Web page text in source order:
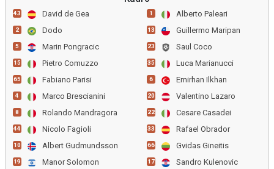
43 David de Gea
2 Dodo
5 Marin Pongracic
15 Pietro Comuzzo
65 Fabiano Parisi
4 Marco Brescianini
8 Rolando Mandragora
44 Nicolo Fagioli
10 Albert Gudmundsson
19 Manor Solomon
1 Alberto Paleari
13 Guillermo Maripan
23 Saul Coco
35 Luca Marianucci
6 Emirhan Ilkhan
20 Valentino Lazaro
22 Cesare Casadei
33 Rafael Obrador
66 Gvidas Gineitis
17 Sandro Kulenovic